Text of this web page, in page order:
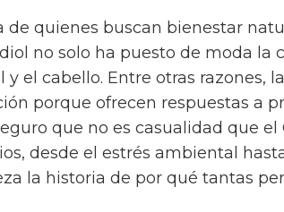
quienes buscan bienestar
no solo ha puesto de moda la
el cabello. Entre otras razones,
porque ofrecen respuestas a
que no es casualidad que el
desde el estrés ambiental
la historia de por qué tantas